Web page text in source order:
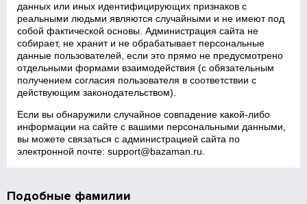
данных или иных идентифицирующих признаков с
реальными людьми являются случайными и не имеют под
собой фактической основы. Администрация сайта не
собирает, не хранит и не обрабатывает персональные
данные пользователей, если это прямо не предусмотрено
отдельными формами взаимодействия (с обязательным
получением согласия пользователя в соответствии с
действующим законодательством).
Если вы обнаружили случайное совпадение какой‑либо
информации на сайте с вашими персональными данными,
вы можете связаться с администрацией сайта по
электронной почте:support@bazaman.ru
Подобные фамилии